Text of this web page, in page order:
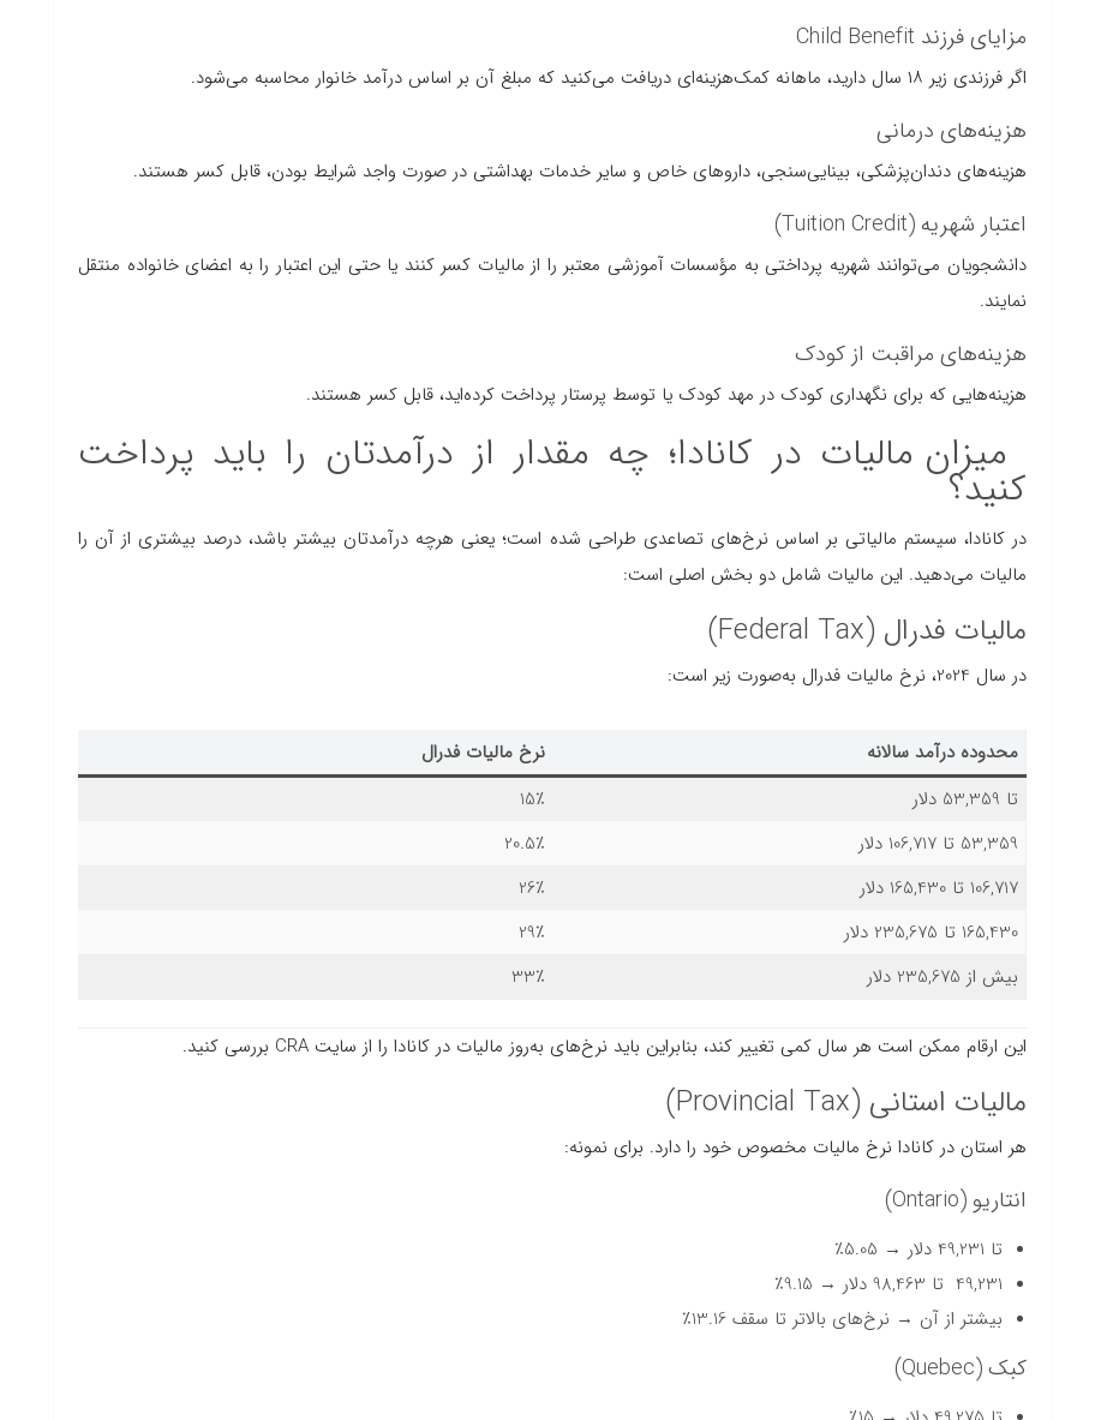
مزایای فرزند Child Benefit
اگر فرزندی زیر ۱۸ سال دارید، ماهانه کمک‌هزینه‌ای دریافت می‌کنید که مبلغ آن بر اساس درآمد خانوار محاسبه می‌شود.
هزینه‌های درمانی
هزینه‌های دندان‌پزشکی، بینایی‌سنجی، داروهای خاص و سایر خدمات بهداشتی در صورت واجد شرایط بودن، قابل کسر هستند.
اعتبار شهریه (Tuition Credit)
دانشجویان می‌توانند شهریه پرداختی به مؤسسات آموزشی معتبر را از مالیات کسر کنند یا حتی این اعتبار را به اعضای خانواده منتقل
نمایند.
هزینه‌های مراقبت از کودک
هزینه‌هایی که برای نگهداری کودک در مهد کودک یا توسط پرستار پرداخت کرده‌اید، قابل کسر هستند.
میزان مالیات در کانادا؛ چه مقدار از درآمدتان را باید پرداخت
کنید؟
در کانادا، سیستم مالیاتی بر اساس نرخ‌های تصاعدی طراحی شده است؛ یعنی هرچه درآمدتان بیشتر باشد، درصد بیشتری از آن را
مالیات می‌دهید. این مالیات شامل دو بخش اصلی است:
مالیات فدرال (Federal Tax)
در سال 2024، نرخ مالیات فدرال به‌صورت زیر است:
محدوده درآمد سالانه
نرخ مالیات فدرال
تا 53,359 دلار
15٪
53,359 تا 106,717 دلار
20.5٪
106,717 تا 165,430 دلار
26٪
165,430 تا 235,675 دلار
29٪
بیش از 235,675 دلار
33٪
این ارقام ممکن است هر سال کمی تغییر کند، بنابراین باید نرخ‌های به‌روز مالیات در کانادا را از سایت CRA بررسی کنید.
مالیات استانی (Provincial Tax)
هر استان در کانادا نرخ مالیات مخصوص خود را دارد. برای نمونه:
انتاریو (Ontario)
تا 49,231 دلار → 5.05٪
49,231 تا 98,463 دلار → 9.15٪
بیشتر از آن → نرخ‌های بالاتر تا سقف 13.16٪
کبک (Quebec)